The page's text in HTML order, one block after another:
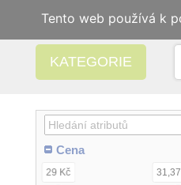
KATEGORIE
Cena
29 Kč
Tento web používá k